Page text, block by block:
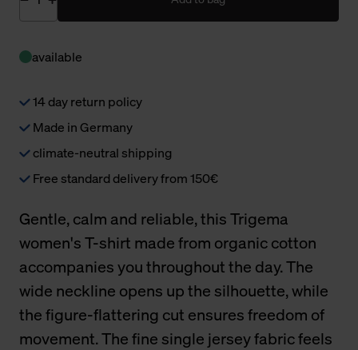
available
14 day return policy
Made in Germany
climate-neutral shipping
Free standard delivery from 150€
Gentle, calm and reliable, this Trigema
women's T-shirt made from organic cotton
accompanies you throughout the day. The
wide neckline opens up the silhouette, while
the figure-flattering cut ensures freedom of
movement. The fine single jersey fabric feels